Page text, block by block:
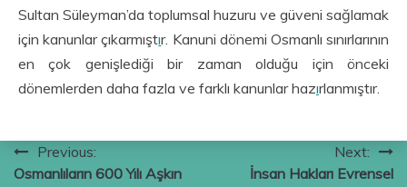
Sultan Süleyman’da toplumsal huzuru ve güveni sağlamak
için kanunlar çıkarmıştır. Kanuni dönemi Osmanlı sınırlarının
en çok genişlediği bir zaman olduğu için önceki
dönemlerden daha fazla ve farklı kanunlar hazırlanmıştır.
YazıPrevious:
Osmanlıların 600 Yılı Aşkın
Next:
İnsan Hakları Evrensel